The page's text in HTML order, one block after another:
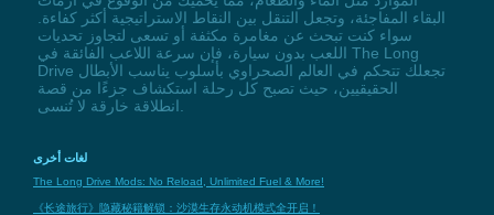
البقاء المفاجئة، وتجعل التنقل بين النقاط الاستراتيجية أكثر كفاءة.
سواء كنت تبحث عن مغامرة مكثفة أو تسعى لتجاوز تحديات
اللعب بدون سيارة، فإن سرعة اللاعب الفائقة في The Long
Drive تجعلك تتحكم في العالم الصحراوي بأسلوب يناسب الأبطال
الحقيقيين، حيث تصبح كل رحلة استكشاف جزءًا من قصة
لغات أخرى
The Long Drive Mods: No Reload, Unlimited Fuel & More!
《长途旅行》隐藏秘籍解锁：沙漠生存永动机模式全开启！